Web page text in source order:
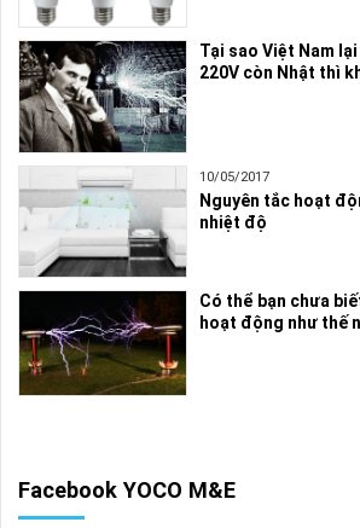
Tại sao Việt Nam
220V còn Nhật thì
10/05/2017
Nguyên tắc hoạt
nhiệt độ
Có thể bạn chưa
hoạt động như thế
Facebook YOCO M&E